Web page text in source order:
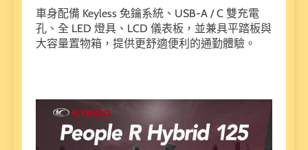
車身配備 Keyless 免鑰系統、USB-A / C 雙充電
孔、全 LED 燈具、LCD 儀表板，並兼具平踏板與
大容量置物箱，提供更舒適便利的通勤體驗。